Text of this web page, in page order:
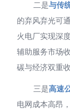
二是与传
的弃风弃光可
火电厂实现深
辅助服务市场
碳与经济双重收
三是高速
电网成本高昂